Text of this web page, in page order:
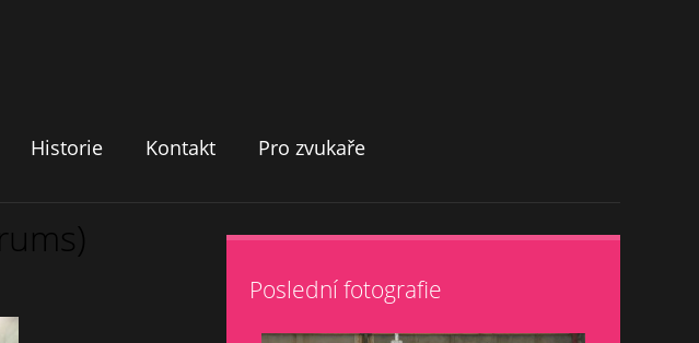
Historie Kontakt Pro zvukaře
Poslední fotografie